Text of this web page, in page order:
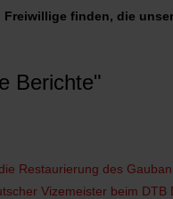
finden, die
Berichte"
Restaurierung des
Vizemeister beim DTB